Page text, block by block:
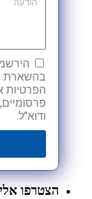
בהשארת
הפרטיות
ודוא"ל.
הצטרפו